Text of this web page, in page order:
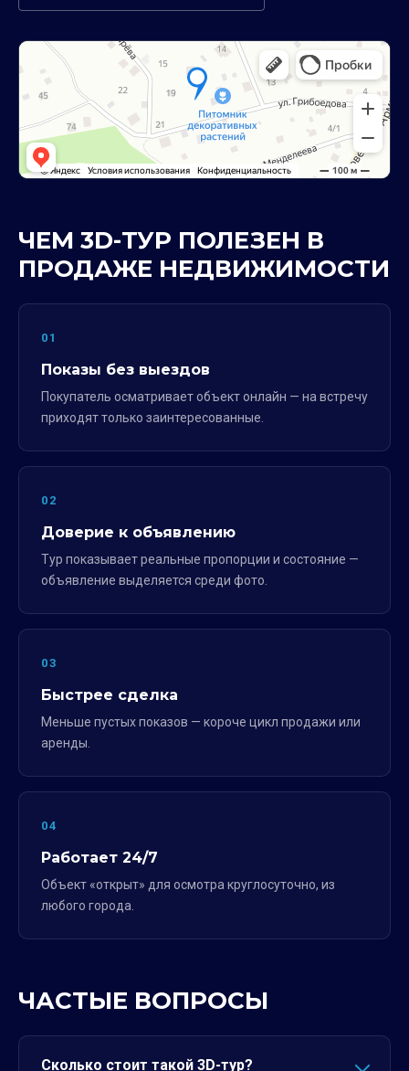
ЧЕМ 3D-ТУР ПОЛЕЗЕН В
ПРОДАЖЕ НЕДВИЖИМОСТИ
01
Показы без выездов
Покупатель осматривает объект онлайн — на встречу
приходят только заинтересованные.
02
Доверие к объявлению
Тур показывает реальные пропорции и состояние —
объявление выделяется среди фото.
03
Быстрее сделка
Меньше пустых показов — короче цикл продажи или
аренды.
04
Работает 24/7
Объект «открыт» для осмотра круглосуточно, из
любого города.
ЧАСТЫЕ ВОПРОСЫ
Сколько стоит такой 3D-тур?